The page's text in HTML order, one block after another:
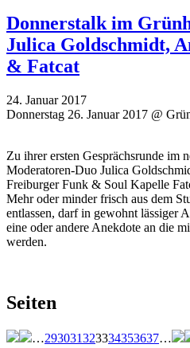
Donnerstalk im
Julica Goldschmidt,
& Fatcat
24. Januar 2017
Donnerstag 26. Januar 2017 @
Zu ihrer ersten Gesprächsrunde im
Moderatoren-Duo Julica
Freiburger Funk & Soul Kapelle
Mehr oder minder frisch aus dem
entlassen, darf in gewohnt lässiger
eine oder andere Anekdote an die
werden.
Seiten
…293031323334353637…